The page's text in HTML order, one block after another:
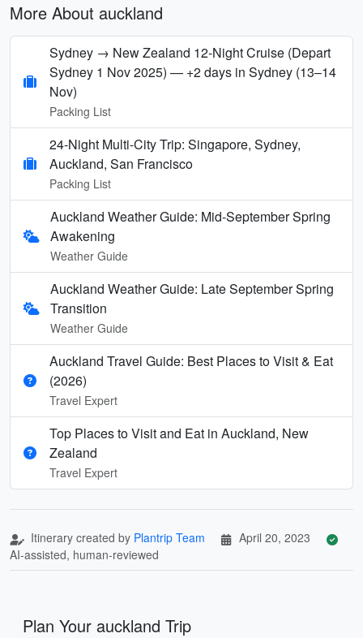
More About auckland
Sydney → New Zealand 12‑Night Cruise (Depart
Sydney 1 Nov 2025) — +2 days in Sydney (13–14
Nov)
Packing List
24-Night Multi-City Trip: Singapore, Sydney,
Auckland, San Francisco
Packing List
Auckland Weather Guide: Mid-September Spring
Awakening
Weather Guide
Auckland Weather Guide: Late September Spring
Transition
Weather Guide
Auckland Travel Guide: Best Places to Visit & Eat
(2026)
Travel Expert
Top Places to Visit and Eat in Auckland, New
Zealand
Travel Expert
Itinerary created by Plantrip Team
April 20, 2023
AI-assisted, human-reviewed
Plan Your auckland Trip